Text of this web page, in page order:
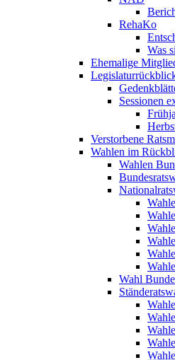
RehaKo
Was
Ehemalige
Sessionen
Verstorbene
Wahlen im
Wahlen
Wahl